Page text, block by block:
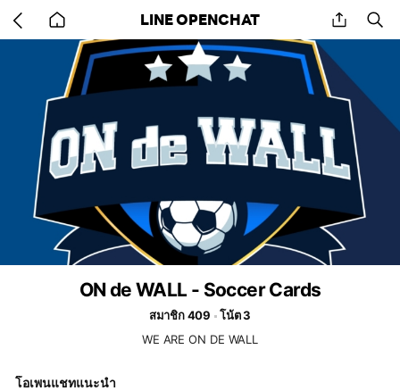
back
to
home
LINE OPENCHAT share
ON de WALL - Soccer Cards
สมาชิก 409
โน้ต 3
WE ARE ON DE WALL
โอเพนแชทแนะนำ